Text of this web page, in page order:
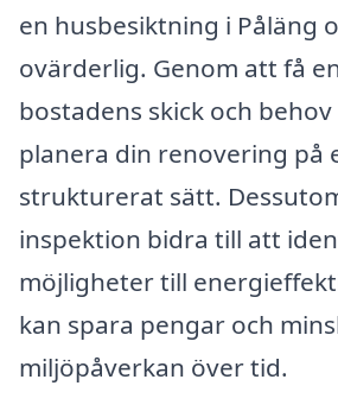
en husbesiktning i Påläng
ovärderlig. Genom att få
bostadens skick och behov
planera din renovering på
strukturerat sätt.
inspektion bidra till att
möjligheter till
kan spara pengar och
miljöpåverkan över tid.